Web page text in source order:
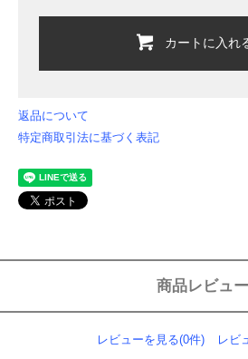
カートに入れ
返品について
特定商取引法に基づく表記
商品レビュー
レビューを見る(0件) レビ